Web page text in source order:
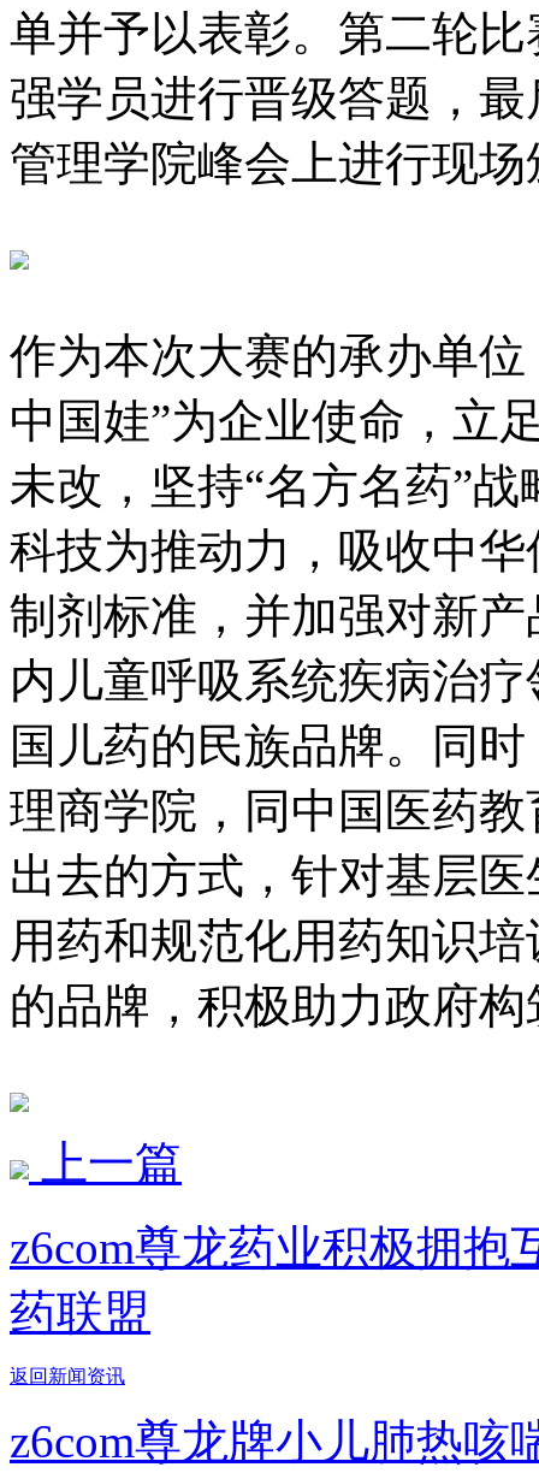
单并予以表彰。第二轮比
强学员进行晋级答题，
管理学院峰会上进行现场
作为本次大赛的承办单位
中国娃”为企业使命，立
未改，坚持“名方名药”战
科技为推动力，吸收中
制剂标准，并加强对新
内儿童呼吸系统疾病治疗
国儿药的民族品牌。同时
理商学院，同中国医药教
出去的方式，针对基层
用药和规范化用药知识培
的品牌，积极助力政
上一篇
z6com尊龙药业积极拥抱
药联盟
返回新闻资讯
z6com尊龙牌小儿肺热